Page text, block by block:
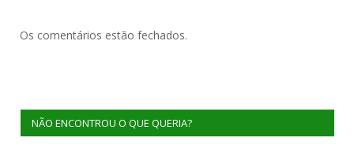
Os comentários estão fechados.
NÃO ENCONTROU O QUE QUERIA?